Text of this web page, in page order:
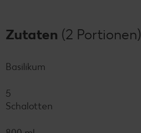
Zutaten (2 Portionen)
Basilikum
5
Schalotten